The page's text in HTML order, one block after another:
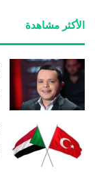
الأكثر مشاهدة